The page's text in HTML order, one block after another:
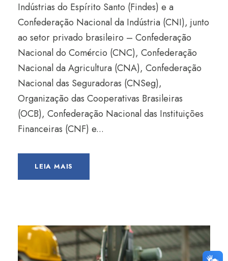
Indústrias do Espírito Santo (Findes) e a
Confederação Nacional da Indústria (CNI), junto
ao setor privado brasileiro – Confederação
Nacional do Comércio (CNC), Confederação
Nacional da Agricultura (CNA), Confederação
Nacional das Seguradoras (CNSeg),
Organização das Cooperativas Brasileiras
(OCB), Confederação Nacional das Instituições
Financeiras (CNF) e...
LEIA MAIS